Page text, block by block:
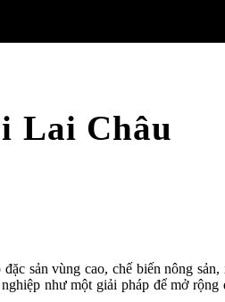
Lai Châu
sản vùng cao, chế biến nông
như một giải pháp để mở